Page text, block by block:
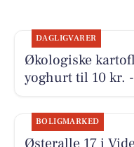
DAGLIGVARER
Økologiske
yoghurt til 10 kr.
BOLIGMARKED